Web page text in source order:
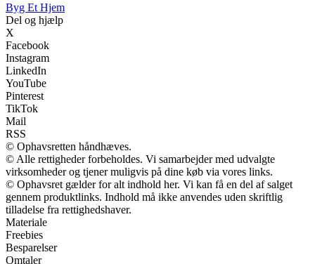
Byg Et Hjem
Del og hjælp
X
Facebook
Instagram
LinkedIn
YouTube
Pinterest
TikTok
Mail
RSS
© Ophavsretten håndhæves.
© Alle rettigheder forbeholdes. Vi samarbejder med udvalgte
virksomheder og tjener muligvis på dine køb via vores links.
© Ophavsret gælder for alt indhold her. Vi kan få en del af salget
gennem produktlinks. Indhold må ikke anvendes uden skriftlig
tilladelse fra rettighedshaver.
Materiale
Freebies
Besparelser
Omtaler